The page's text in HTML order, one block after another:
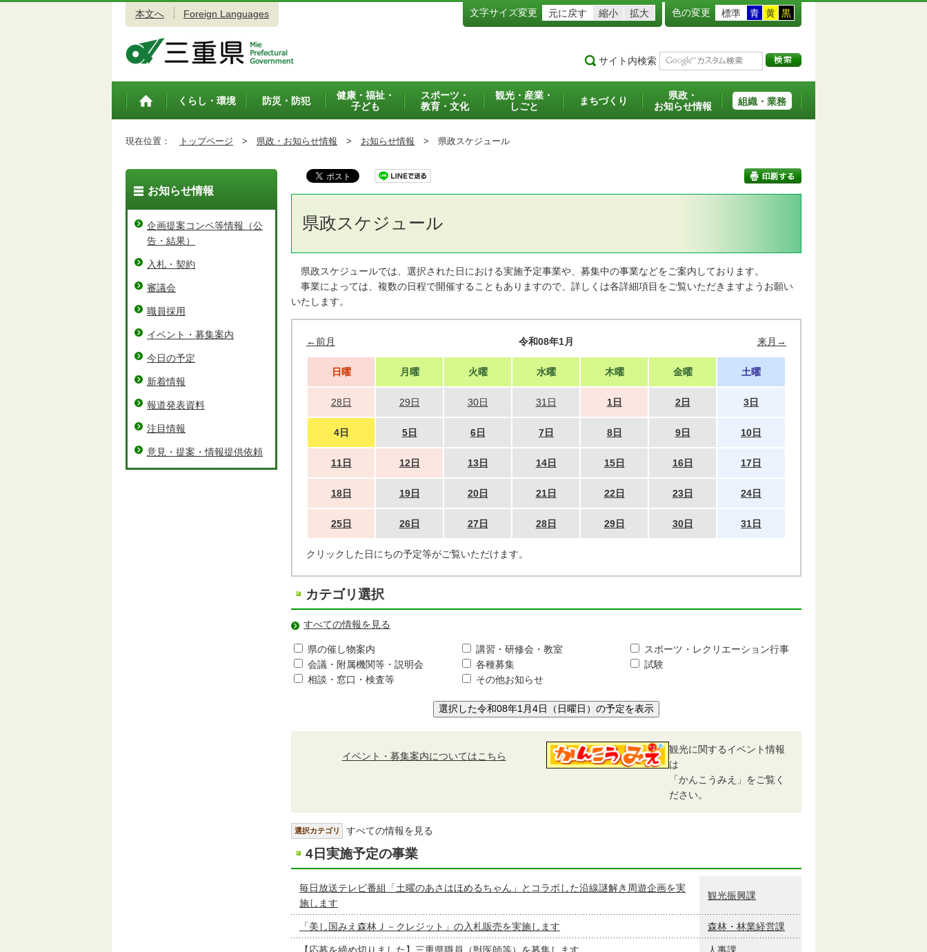
本文へ Foreign Languages 文字サイズ変更 元に戻す 縮小 拡大 色の変更 標準 青 黄 黒
サイト内検索
トップペ
くらし・環境 防災・防犯
健康・福祉・
子ども
スポーツ・
教育・文化
観光・産業・
しごと
まちづくり
県政・
お知らせ情報
組織・業務
現在位置： トップページ > 県政・お知らせ情報 > お知らせ情報 > 県政スケジュール
県政スケジュール
県政スケジュールでは、選択された日における実施予定事業や、募集中の事業などをご案内しております。
事業によっては、複数の日程で開催することもありますので、詳しくは各詳細項目をご覧いただきますようお願い
いたします。
←前月 令和08年1月 来月→
日曜 月曜 火曜 水曜 木曜 金曜 土曜
28日 29日 30日 31日 1日 2日 3日
4日 5日 6日 7日 8日 9日 10日
11日 12日 13日 14日 15日 16日 17日
18日 19日 20日 21日 22日 23日 24日
25日 26日 27日 28日 29日 30日 31日
クリックした日にちの予定等がご覧いただけます。
カテゴリ選択
すべての情報を見る
県の催し物案内 講習・研修会・教室
スポーツ・レクリエーション行事
会議・附属機関等・説明会
各種募集
試験
相談・窓口・検査等
その他お知らせ
選択した令和08年1月4日（日曜日）の予定を表示
イベント・募集案内についてはこちら
観光に関するイベント情報
は
「かんこうみえ」をご覧く
ださい。
選択カテゴリ すべての情報を見る
4日実施予定の事業
毎日放送テレビ番組「土曜のあさはほめるちゃん」とコラボした沿線謎解き周遊企画を実
施します
観光振興課
「美し国みえ森林Ｊ－クレジット」の入札販売を実施します 森林・林業経営課
【応募を締め切りました】三重県職員（獣医師等）を募集します 人事課
お知らせ情報
企画提案コンペ等情報（公
告・結果）
入札・契約
審議会
職員採用
イベント・募集案内
今日の予定
新着情報
報道発表資料
注目情報
意見・提案・情報提供依頼